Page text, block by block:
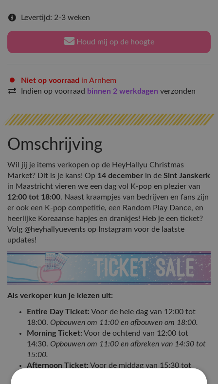
Levertijd: 2-3 weken
Houd mij op de hoogte
Niet op voorraad in Arnhem
Indien op voorraad binnen 2 werkdagen verzonden
Omschrijving
Wil jij je items verkopen op de HeyHallyu Christmas
Market? Dit is je kans! Op 14 december in de Sint Janskerk
in Maastricht vieren we een dag vol K-pop en plezier van
12:00 tot 18:00. Naast kraampjes van bedrijven en fans zijn
er ook een K-pop competitie, een Random Play Dance, en
heerlijke Koreaanse hapjes en drankjes! Heb je een ticket?
Volg @heyhallyuevents op Instagram voor de laatste
updates!
Als verkoper kun je kiezen uit:
Entire Day Ticket: Voor de hele dag van 12:00 tot
18:00. Opbouwen om 11:00 en afbouwen om 18:00.
Morning Ticket: Voor de ochtend van 12:00 tot
14:30. Opbouwen om 11:00 en afbreken van 14:30 tot
15:00.
Afternoon Ticket: Voor de middag van 15:30 tot